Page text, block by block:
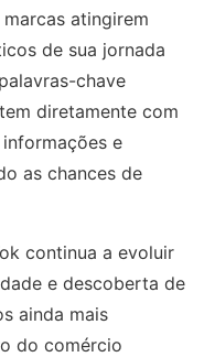
atingirem
de sua jornada
chave
diretamente com
e
as chances de
continua a evoluir
e descoberta de
ainda mais
do comércio